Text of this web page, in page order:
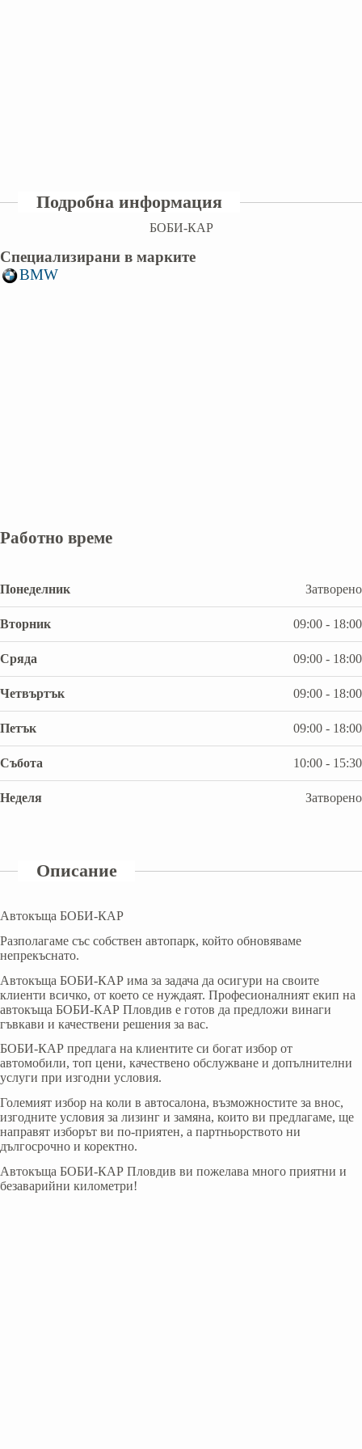
Подробна информация
БОБИ-КАР
Специализирани в марките
BMW
Работно време
Понеделник Затворено
Вторник 09:00 - 18:00
Сряда 09:00 - 18:00
Четвъртък 09:00 - 18:00
Петък 09:00 - 18:00
Събота 10:00 - 15:30
Неделя Затворено
Описание
Автокъща БОБИ-КАР
Разполагаме със собствен автопарк, който обновяваме
непрекъснато.
Aвтокъща БОБИ-КАР има за задача да осигури на своите
клиенти всичко, от което се нуждаят. Професионалният екип на
автокъща БОБИ-КАР Пловдив е готов да предложи винаги
гъвкави и качествени решения за вас.
БОБИ-КАР предлага на клиентите си богат избор от
автомобили, топ цени, качествено обслужване и допълнителни
услуги при изгодни условия.
Големият избор на коли в автосалона, възможностите за внос,
изгодните условия за лизинг и замяна, които ви предлагаме, ще
направят изборът ви по-приятен, а партньорството ни
дългосрочно и коректно.
Автокъща БОБИ-КАР Пловдив ви пожелава много приятни и
безаварийни километри!